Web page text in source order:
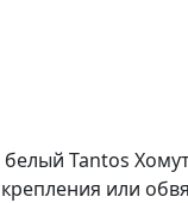
Tantos
или